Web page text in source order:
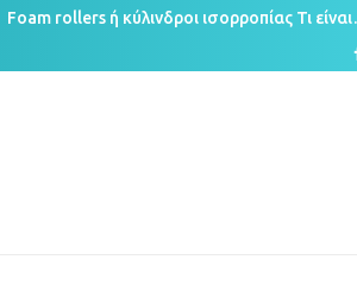
Foam rollers ή κύλινδροι ισορροπίας Τι